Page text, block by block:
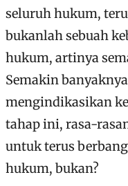
seluruh hukum,
bukanlah sebuah
hukum, artinya
Semakin
mengindikasikan
tahap ini, rasa-
untuk terus
hukum, bukan?